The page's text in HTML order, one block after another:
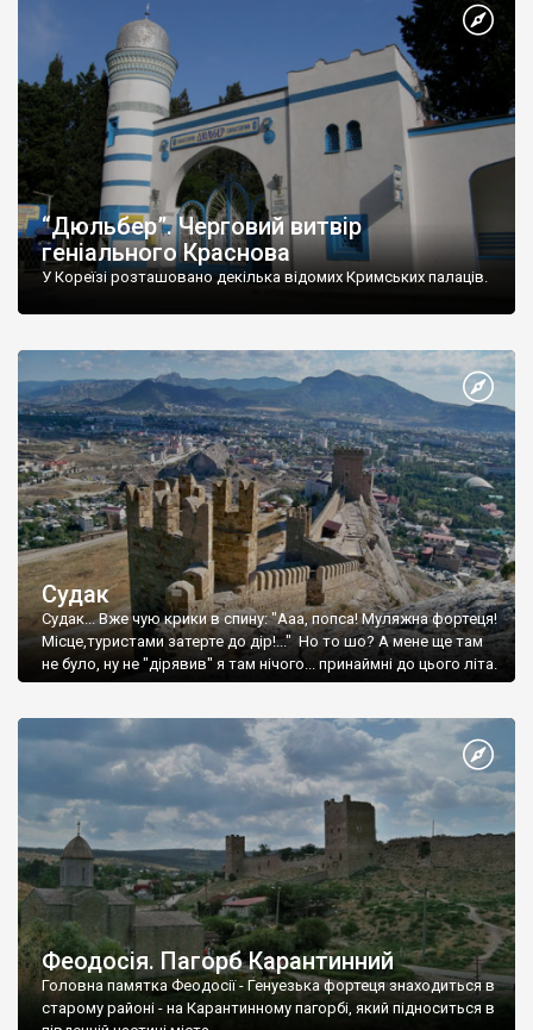
“Дюльбер”. Черговий витвір
геніального Краснова
У Кореїзі розташовано декілька відомих Кримських палаців.
Судак
Судак... Вже чую крики в спину: "Ааа, попса! Муляжна фортеця!
Місце,туристами затерте до дір!..." Но то шо? А мене ще там
не було, ну не "дірявив" я там нічого... принаймні до цього літа.
Феодосія. Пагорб Карантинний
Головна памятка Феодосії - Генуезька фортеця знаходиться в
старому районі - на Карантинному пагорбі, який підноситься в